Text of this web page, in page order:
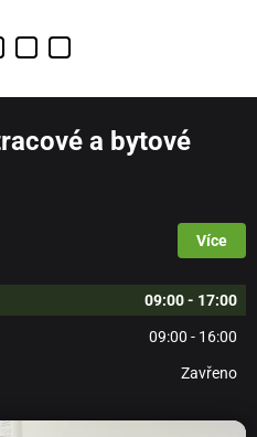
a bytové
Více
09:00 - 17:00
09:00 - 16:00
Zavřeno